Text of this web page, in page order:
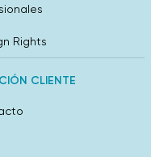
Rights
CLIENTE